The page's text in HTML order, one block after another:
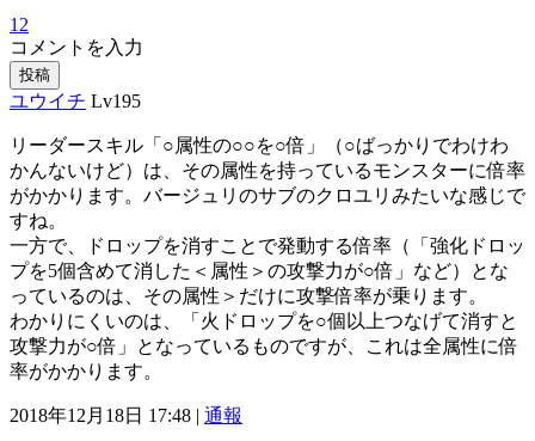
12
コメントを入力
投稿
ユウイチ Lv195
リーダースキル「○属性の○○を○倍」（○ばっかりでわけわ
かんないけど）は、その属性を持っているモンスターに倍率
がかかります。バージュリのサブのクロユリみたいな感じで
すね。
一方で、ドロップを消すことで発動する倍率（「強化ドロッ
プを5個含めて消した＜属性＞の攻撃力が○倍」など）とな
っているのは、その属性＞だけに攻撃倍率が乗ります。
わかりにくいのは、「火ドロップを○個以上つなげて消すと
攻撃力が○倍」となっているものですが、これは全属性に倍
率がかかります。
2018年12月18日 17:48 | 通報